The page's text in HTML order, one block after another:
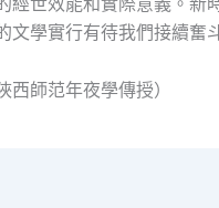
文學實行有待我們接續奮
西師范年夜學傳授）